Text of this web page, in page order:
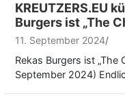
KREUTZERS.EU
Burgers ist „The
11. September 2024
Rekas Burgers ist „The
September 2024)